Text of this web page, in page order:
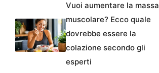
Vuoi aumentare la massa
muscolare? Ecco quale
dovrebbe essere la
colazione secondo gli
esperti